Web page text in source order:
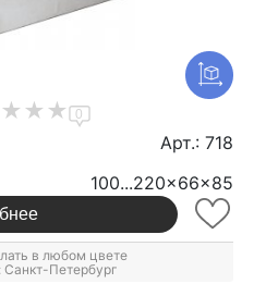
0
Арт.: 718
100...220x66x85
в любом цвете
Санкт-Петербург